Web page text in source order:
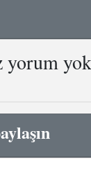
yorum